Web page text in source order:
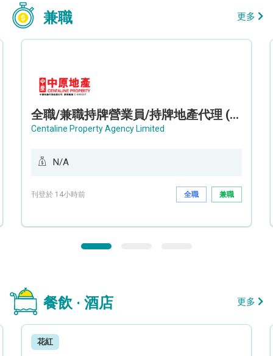
兼職 更多
全職/兼職持牌營業員/持牌地產代理 (長沙灣/將軍澳/油塘)
Centaline Property Agency Limited
N/A
刊登於 14小時前 全職 兼職
餐飲 · 酒店 更多
花紅